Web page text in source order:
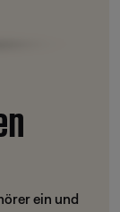
ein und